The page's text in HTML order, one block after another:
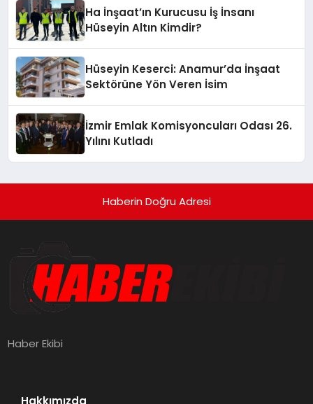
Ha İnşaat’ın Kurucusu İş İnsanı
Hüseyin Altın Kimdir?
Hüseyin Keserci: Anamur’da İnşaat
Sektörüne Yön Veren İsim
İzmir Emlak Komisyoncuları Odası 26.
Yılını Kutladı
Haberin Doğru Adresi
Haber Ekibi